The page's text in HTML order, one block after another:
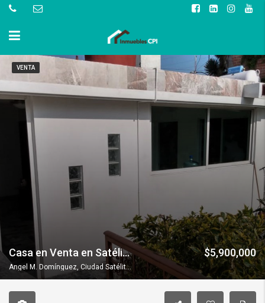
VENTA
Casa en Venta en Satélite, Circuito Geografos
Angel M. Domínguez, Ciudad Satélite, Naucalpan de Juárez, Estado de México
$5,900,000